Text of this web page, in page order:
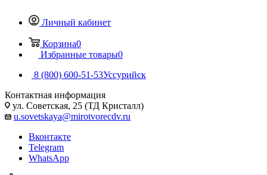
Личный кабинет
Корзина0
Избранные товары0
8 (800) 600-51-53Уссурийск
Контактная информация
ул. Советская, 25 (ТД Кристалл)
u.sovetskaya@mirotvorecdv.ru
Вконтакте
Telegram
WhatsApp